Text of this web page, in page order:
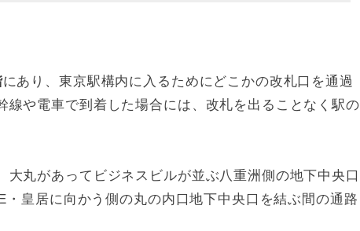
にあり、東京駅構内に入るためにどこかの改札口を通過
線や電車で到着した場合には、改札を出ることなく駅の
大丸があってビジネスビルが並ぶ八重洲側の地下中央口
・皇居に向かう側の丸の内口地下中央口を結ぶ間の通路